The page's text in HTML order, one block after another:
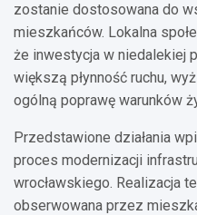
zostanie dostosowana do
mieszkańców. Lokalna
że inwestycja w niedalekiej
większą płynność ruchu,
ogólną poprawę warunków
Przedstawione działania
proces modernizacji
wrocławskiego. Realizacja
obserwowana przez